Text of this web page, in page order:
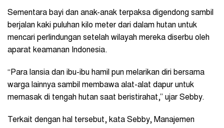
Sementara bayi dan anak-anak terpaksa digendong sambil
berjalan kaki puluhan kilo meter dari dalam hutan untuk
mencari perlindungan setelah wilayah mereka diserbu oleh
aparat keamanan Indonesia.
“Para lansia dan ibu-ibu hamil pun melarikan diri bersama
warga lainnya sambil membawa alat-alat dapur untuk
memasak di tengah hutan saat beristirahat,” ujar Sebby.
‎‎Terkait dengan hal tersebut, kata Sebby, Manajemen